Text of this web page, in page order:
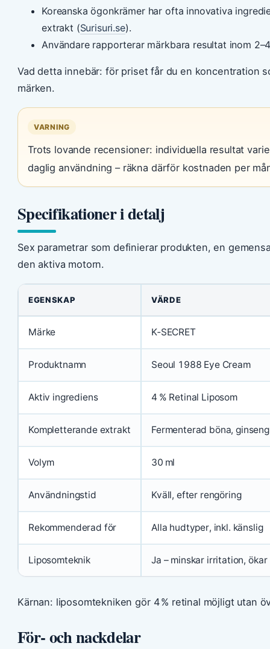
Koreanska ögonkrämer har ofta innovativa
extrakt (Surisuri.se).
Användare rapporterar märkbara resultat inom
Vad detta innebär: för priset får du en koncentration
märken.
VARNING
Trots lovande recensioner: individuella resultat
daglig användning – räkna därför kostnaden per
Specifikationer i detalj
Sex parametrar som definierar produkten, en
den aktiva motorn.
EGENSKAP VÄRDE
Märke K‑SECRET
Produktnamn Seoul 1988 Eye Cream
Aktiv ingrediens 4 % Retinal Liposom
Kompletterande extrakt Fermenterad böna,
Volym 30 ml
Användningstid Kväll, efter rengöring
Rekommenderad för Alla hudtyper, inkl. känslig
Liposomteknik Ja – minskar irritation,
Kärnan: liposomtekniken gör 4 % retinal möjligt utan
För‑ och nackdelar